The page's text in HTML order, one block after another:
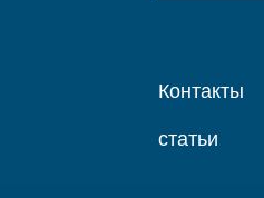
Контакты
статьи